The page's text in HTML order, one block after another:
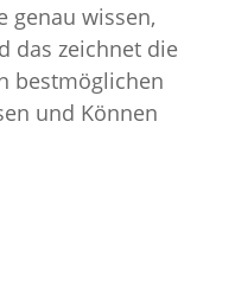
genau wissen,
das zeichnet die
bestmöglichen
und Können